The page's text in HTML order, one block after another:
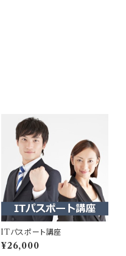
ITパスポート講座
¥26,000